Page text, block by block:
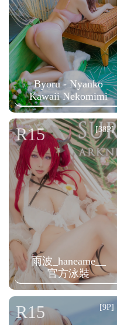
Byoru - Nyanko
Kawaii Nekomimi
雨波_haneame__
官方泳裝
R15 [38P]
R15 [9P]